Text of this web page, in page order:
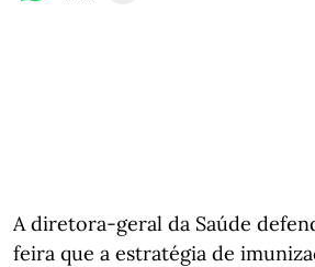
A diretora-geral da Saúde
feira que a estratégia de